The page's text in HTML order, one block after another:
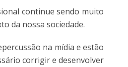
continue sendo muito
da nossa sociedade.
na mídia e estão
corrigir e desenvolver